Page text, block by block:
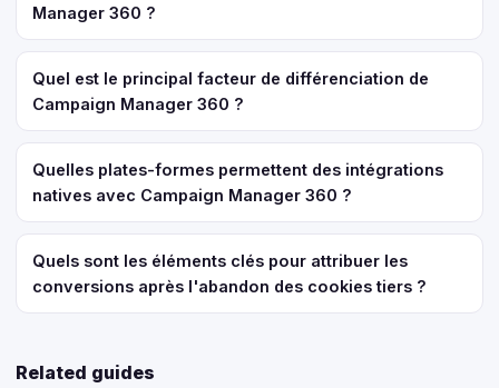
Manager 360 ?
Quel est le principal facteur de différenciation de
Campaign Manager 360 ?
Quelles plates-formes permettent des intégrations
natives avec Campaign Manager 360 ?
Quels sont les éléments clés pour attribuer les
conversions après l'abandon des cookies tiers ?
Related guides